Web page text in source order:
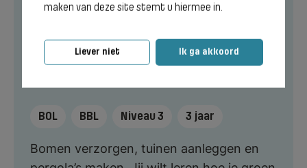
maken van deze site stemt u hiermee in.
Liever niet Ik ga akkoord
Hovenier | Vakbekwaam
BOL BBL Niveau 3 3 jaar
Bomen verzorgen, tuinen aanleggen en